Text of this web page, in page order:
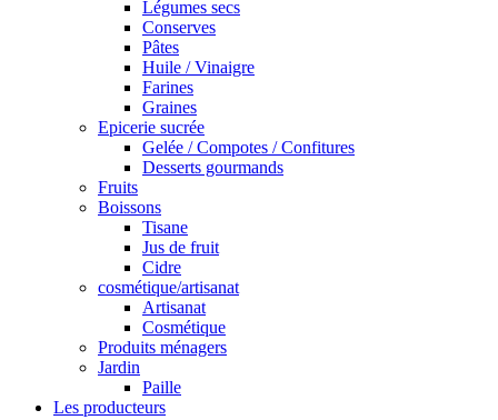
Légumes secs
Conserves
Pâtes
Huile / Vinaigre
Farines
Graines
Epicerie sucrée
Gelée / Compotes / Confitures
Desserts gourmands
Fruits
Boissons
Tisane
Jus de fruit
Cidre
cosmétique/artisanat
Artisanat
Cosmétique
Produits ménagers
Jardin
Paille
Les producteurs